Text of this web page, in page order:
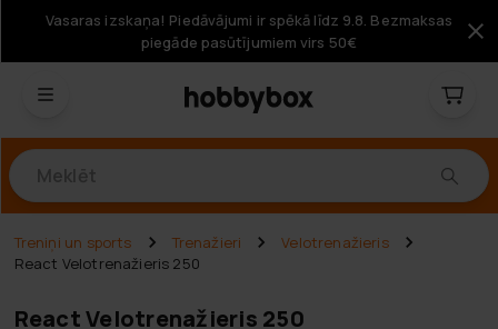
Vasaras izskaņa! Piedāvājumi ir spēkā līdz 9.8. Bezmaksas
piegāde pasūtījumiem virs 50€
Treniņi un sports Trenažieri
Velotrenažieris
React Velotrenažieris 250
React Velotrenažieris 250